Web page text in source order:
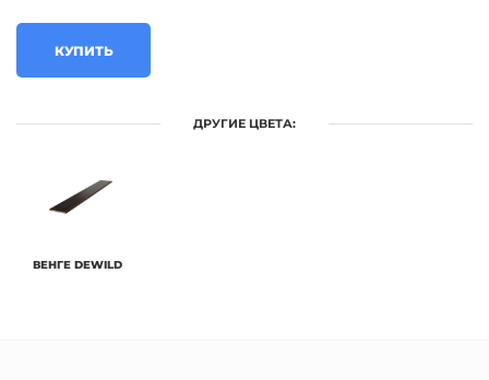
КУПИТЬ
ДРУГИЕ ЦВЕТА:
ВЕНГЕ DEWILD